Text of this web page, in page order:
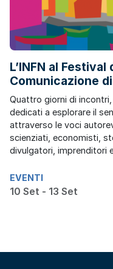
L’INFN al Festival
Comunicazione
Quattro giorni di
dedicati a esplorare il
attraverso le voci
scienziati, economisti,
divulgatori, imprenditori
EVENTI
10 Set - 13 Set